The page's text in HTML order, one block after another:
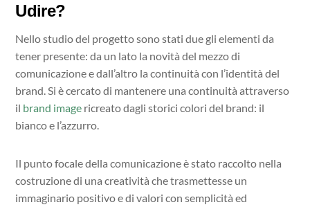
Udire?
Nello studio del progetto sono stati due gli elementi da
tener presente: da un lato la novità del mezzo di
comunicazione e dall’altro la continuità con l’identità del
brand. Si è cercato di mantenere una continuità attraverso
il brand image ricreato dagli storici colori del brand: il
bianco e l’azzurro.
Il punto focale della comunicazione è stato raccolto nella
costruzione di una creatività che trasmettesse un
immaginario positivo e di valori con semplicità ed